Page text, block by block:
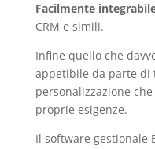
Facilmente
CRM e simili.
Infine quello che
appetibile da parte di
personalizzazione
proprie esigenze.
Il software gestionale